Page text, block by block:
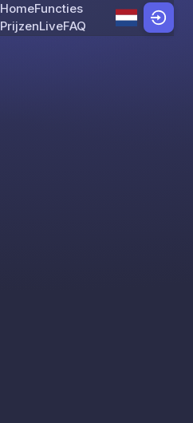
Skip to content
HomeFuncties
PrijzenLiveFAQ